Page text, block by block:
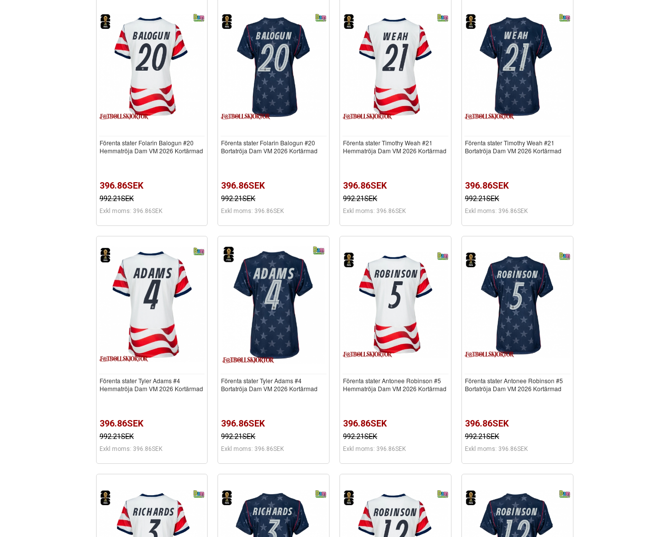
Förenta stater Folarin Balogun #20
Hemmatröja Dam VM 2026 Kortärmad
396.86SEK
992.21SEK
Exkl moms: 396.86SEK
Förenta stater Folarin Balogun #20
Bortatröja Dam VM 2026 Kortärmad
396.86SEK
992.21SEK
Exkl moms: 396.86SEK
Förenta stater Timothy Weah #21
Hemmatröja Dam VM 2026 Kortärmad
396.86SEK
992.21SEK
Exkl moms: 396.86SEK
Förenta stater Timothy Weah #21
Bortatröja Dam VM 2026 Kortärmad
396.86SEK
992.21SEK
Exkl moms: 396.86SEK
Förenta stater Tyler Adams #4
Hemmatröja Dam VM 2026 Kortärmad
396.86SEK
992.21SEK
Exkl moms: 396.86SEK
Förenta stater Tyler Adams #4
Bortatröja Dam VM 2026 Kortärmad
396.86SEK
992.21SEK
Exkl moms: 396.86SEK
Förenta stater Antonee Robinson #5
Hemmatröja Dam VM 2026 Kortärmad
396.86SEK
992.21SEK
Exkl moms: 396.86SEK
Förenta stater Antonee Robinson #5
Bortatröja Dam VM 2026 Kortärmad
396.86SEK
992.21SEK
Exkl moms: 396.86SEK